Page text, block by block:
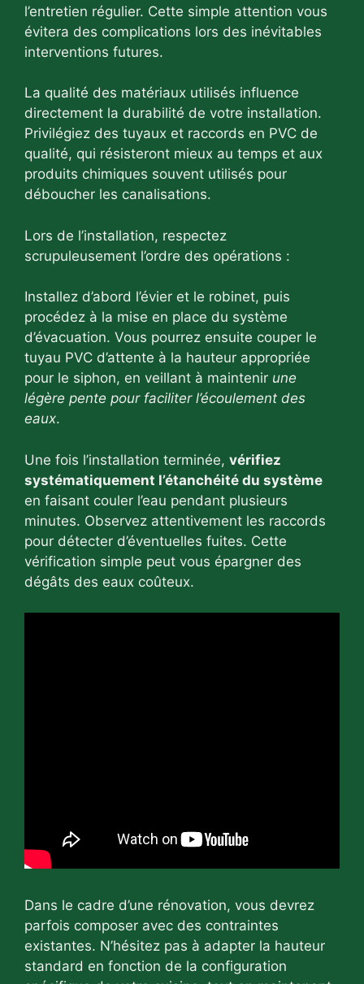
l’entretien régulier. Cette simple attention vous
évitera des complications lors des inévitables
interventions futures.
La qualité des matériaux utilisés influence
directement la durabilité de votre installation.
Privilégiez des tuyaux et raccords en PVC de
qualité, qui résisteront mieux au temps et aux
produits chimiques souvent utilisés pour
déboucher les canalisations.
Lors de l’installation, respectez
scrupuleusement l’ordre des opérations :
Installez d’abord l’évier et le robinet, puis
procédez à la mise en place du système
d’évacuation. Vous pourrez ensuite couper le
tuyau PVC d’attente à la hauteur appropriée
pour le siphon, en veillant à maintenir une
légère pente pour faciliter l’écoulement des
eaux.
Une fois l’installation terminée, vérifiez
systématiquement l’étanchéité du système
en faisant couler l’eau pendant plusieurs
minutes. Observez attentivement les raccords
pour détecter d’éventuelles fuites. Cette
vérification simple peut vous épargner des
dégâts des eaux coûteux.
Dans le cadre d’une rénovation, vous devrez
parfois composer avec des contraintes
existantes. N’hésitez pas à adapter la hauteur
standard en fonction de la configuration